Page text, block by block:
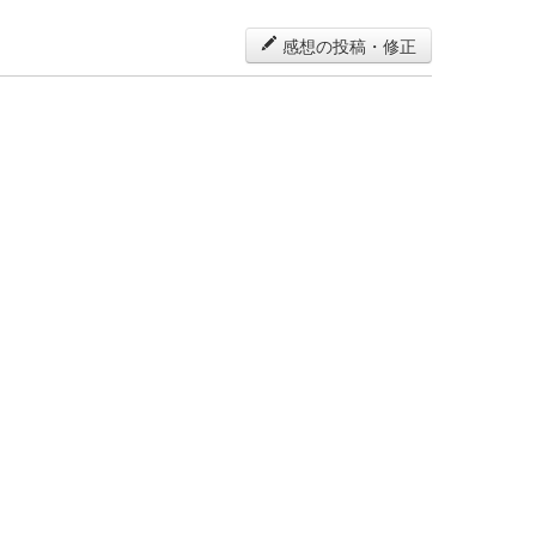
感想の投稿・修正